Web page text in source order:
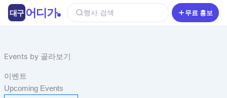
건
뛰
기
Events by 골라보기
이벤트
Upcoming Events
대구 어디가 행사 검색 무료 홍보